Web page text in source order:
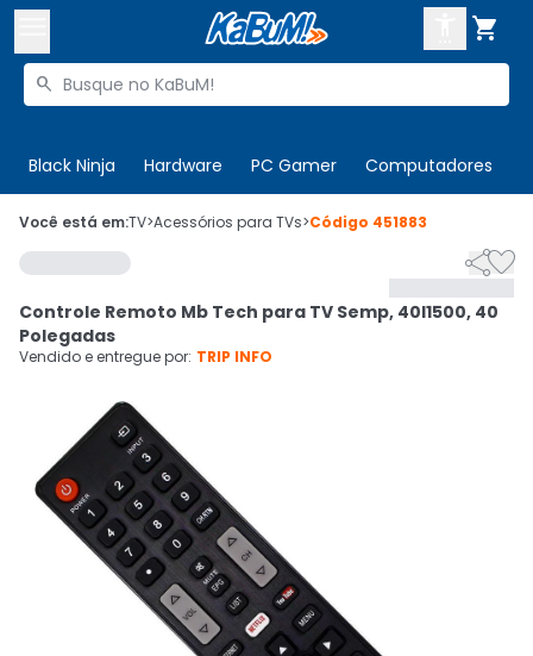

Buscar produtos

Black Ninja Hardware PC Gamer Computadores
 Olá. Acesse sua conta
 Departamentos
Cupons
Ativar tradutor em libras
CADASTRE-SE
Você está em:TV>Acessórios para TVs>Código 451883

Controle Remoto Mb Tech para TV Semp, 40l1500, 40
Polegadas
Vendido e entregue por: TRIP INFO